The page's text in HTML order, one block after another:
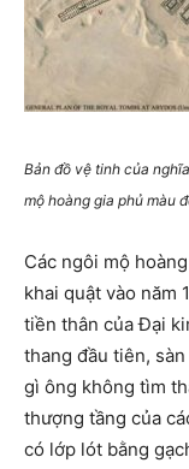
Bản đồ vệ tinh của
mộ hoàng gia phủ màu
Các ngôi mộ
khai quật vào năm
tiền thân của Đại
thang đầu tiên,
gì ông không tìm
thượng tầng của
có lớp lót bằng